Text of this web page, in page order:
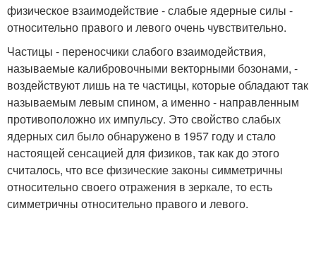
физическое взаимодействие - слабые ядерные силы -
относительно правого и левого очень чувствительно.
Частицы - переносчики слабого взаимодействия,
называемые калибровочными векторными бозонами, -
воздействуют лишь на те частицы, которые обладают так
называемым левым спином, а именно - направленным
противоположно их импульсу. Это свойство слабых
ядерных сил было обнаружено в 1957 году и стало
настоящей сенсацией для физиков, так как до этого
считалось, что все физические законы симметричны
относительно своего отражения в зеркале, то есть
симметричны относительно правого и левого.